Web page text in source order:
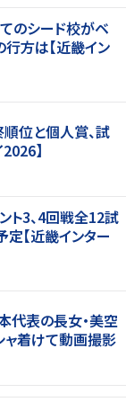
のシード校がベ
方は【近畿イン
位と個人賞、試
】
ト3、4回戦全12試
【近畿インター
表の長女・美空
着けて動画撮影